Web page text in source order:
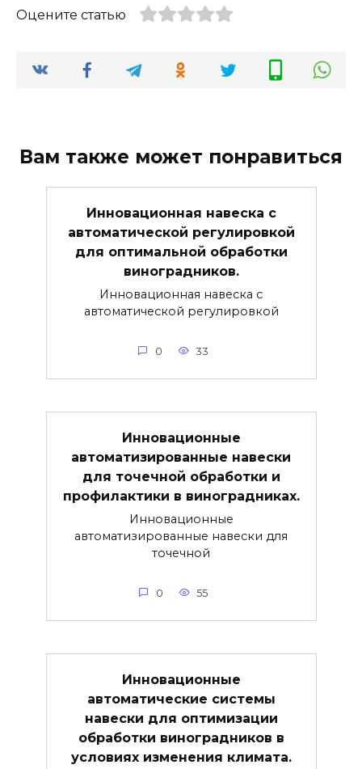
Оцените статью
Вам также может понравиться
Инновационная навеска с
автоматической регулировкой
для оптимальной обработки
виноградников.
Инновационная навеска с
автоматической регулировкой
0 33
Инновационные
автоматизированные навески
для точечной обработки и
профилактики в виноградниках.
Инновационные
автоматизированные навески для
точечной
0 55
Инновационные
автоматические системы
навески для оптимизации
обработки виноградников в
условиях изменения климата.